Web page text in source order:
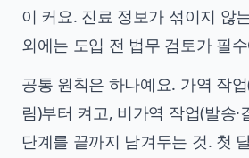
이 커요. 진료 정보가 섞이지 않
외에는 도입 전 법무 검토가 필
공통 원칙은 하나예요. 가역 작업
림)부터 켜고, 비가역 작업(발송·
단계를 끝까지 남겨두는 것. 첫